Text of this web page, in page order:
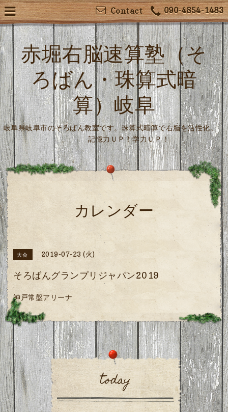
090-4854-1483
Contact
赤堀右脳速算塾（そ
ろばん・珠算式暗
算）岐阜
岐阜県岐阜市のそろばん教室です。珠算式暗算で右脳を活性化。
記憶力ＵＰ！学力ＵＰ！
カレンダー
大会 2019-07-23 (火)
そろばんグランプリジャパン2019
神戸常盤アリーナ
today